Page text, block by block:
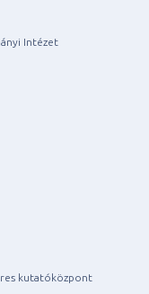
Intézet
kutatóközpont